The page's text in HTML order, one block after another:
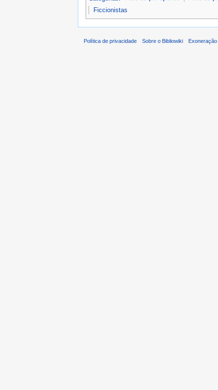
Ficcionistas
Política de privacidade Sobre o Bibliowiki